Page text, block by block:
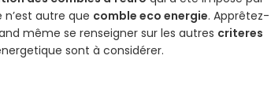
autre que comble eco energie. Apprêtez-
même se renseigner sur les autres criteres
sont à considérer.